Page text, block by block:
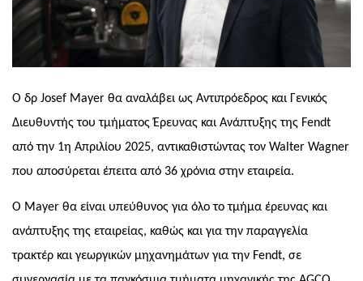
Ο δρ Josef Mayer θα αναλάβει ως Αντιπρόεδρος και Γενικός
Διευθυντής του τμήματος Έρευνας και Ανάπτυξης της Fendt
από την 1η Απριλίου 2025, αντικαθιστώντας τον Walter Wagner
που αποσύρεται έπειτα από 36 χρόνια στην εταιρεία.
Ο Mayer θα είναι υπεύθυνος για όλο το τμήμα έρευνας και
ανάπτυξης της εταιρείας, καθώς και για την παραγγελία
τρακτέρ και γεωργικών μηχανημάτων για την Fendt, σε